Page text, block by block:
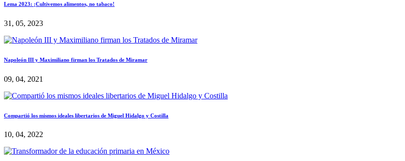
Lema 2023: ¡Cultivemos alimentos, no tabaco!
31, 05, 2023
Napoleón III y Maximiliano firman los Tratados de Miramar
09, 04, 2021
Compartió los mismos ideales libertarios de Miguel Hidalgo y Costilla
10, 04, 2022